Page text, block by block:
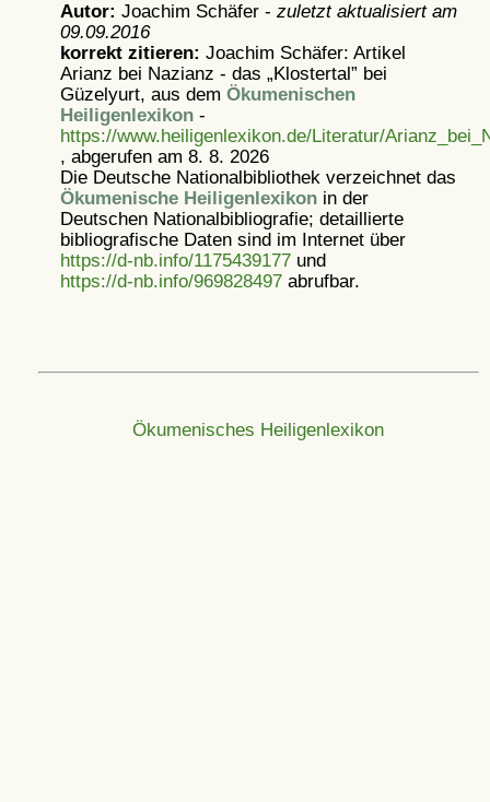
Autor: Joachim Schäfer - zuletzt aktualisiert am
09.09.2016
korrekt zitieren: Joachim Schäfer: Artikel
Arianz bei Nazianz - das „Klostertal” bei
Güzelyurt, aus dem Ökumenischen
Heiligenlexikon-
https://www.heiligenlexikon.de/Literatur/
, abgerufen am 8. 8. 2026
Die Deutsche Nationalbibliothek verzeichnet das
Ökumenische Heiligenlexikonin der
Deutschen Nationalbibliografie; detaillierte
bibliografische Daten sind im Internet über
https://d-nb.info/1175439177und
https://d-nb.info/969828497abrufbar.
Ökumenisches Heiligenlexikon